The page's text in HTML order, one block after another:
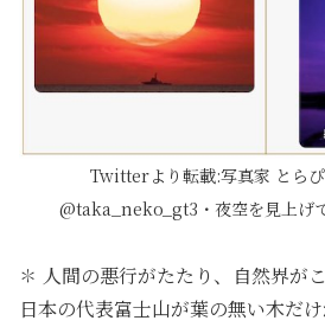
Twitterより転載:写真家 とら
@taka_neko_gt3・ 夜空を見上
✽ 人間の悪行がたたり、自然界が
日本の代表富士山が葉の無い木だ